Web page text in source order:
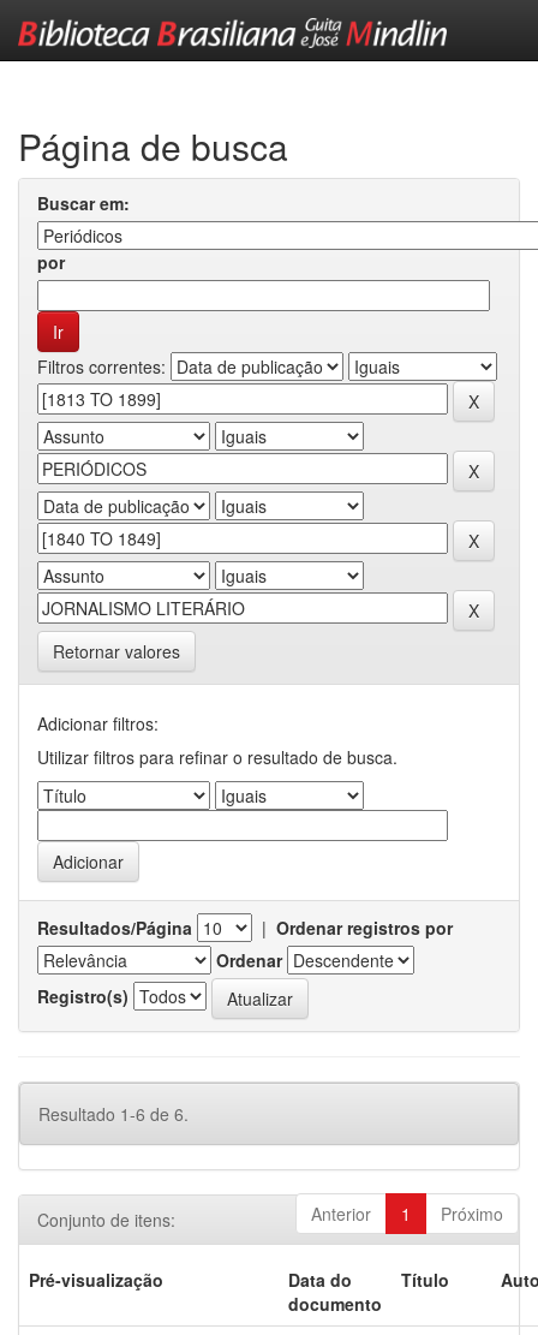
Página de busca
Buscar em:
por
Filtros correntes:
Retornar valores
Adicionar filtros:
Utilizar filtros para refinar o resultado de busca.
Resultados/Página | Ordenar registros por
Ordenar
Registro(s)
Resultado 1-6 de 6.
Anterior 1 Próximo
Conjunto de itens:
Pré-visualização
Data do
documento
Título